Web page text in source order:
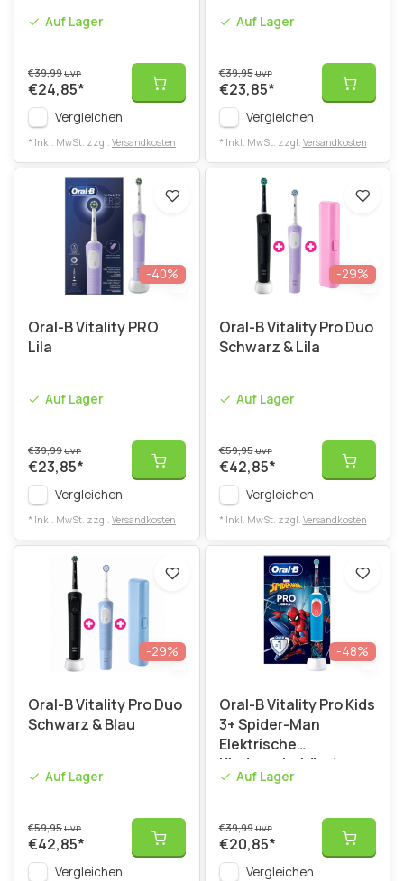
Auf Lager
€39,99UVP
€24,85*
Vergleichen
* Inkl. MwSt. zzgl. Versandkosten
Auf Lager
€39,95UVP
€23,85*
Vergleichen
* Inkl. MwSt. zzgl. Versandkosten
-40%
Oral-B Vitality PRO
Lila
Auf Lager
€39,99UVP
€23,85*
Vergleichen
* Inkl. MwSt. zzgl. Versandkosten
-29%
Oral-B Vitality Pro Duo
Schwarz & Lila
Auf Lager
€59,95UVP
€42,85*
Vergleichen
* Inkl. MwSt. zzgl. Versandkosten
-29%
Oral-B Vitality Pro Duo
Schwarz & Blau
Auf Lager
€59,95UVP
€42,85*
Vergleichen
-48%
Oral-B Vitality Pro Kids
3+ Spider-Man
Elektrische
Kinderzahnbürste
Auf Lager
€39,99UVP
€20,85*
Vergleichen